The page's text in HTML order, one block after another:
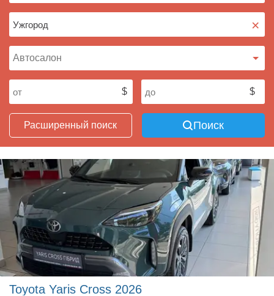
×
Расширенный поиск Поиск
Toyota Yaris Cross 2026